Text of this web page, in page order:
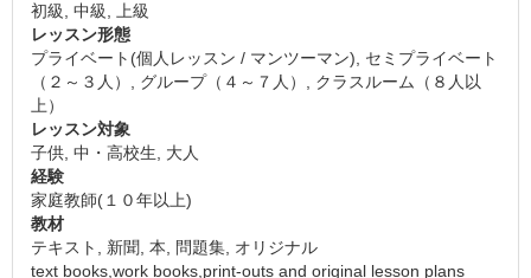
初級, 中級, 上級
レッスン形態
プライベート(個人レッスン / マンツーマン), セミプライベート
（２～３人）, グループ（４～７人）, クラスルーム（８人以
上）
レッスン対象
子供, 中・高校生, 大人
経験
家庭教師(１０年以上)
教材
テキスト, 新聞, 本, 問題集, オリジナル
text books,work books,print-outs and original lesson plans